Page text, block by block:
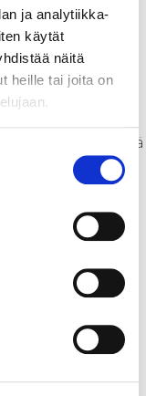
ja analytiikka-
käytät
näitä
heille tai joita on
Sama pätee
matkailu-,
ja
on, että
toisiaan eivätkä
Myöskään niitä ei
tuottajina
myös, että
taustalle
jälkeiseltä